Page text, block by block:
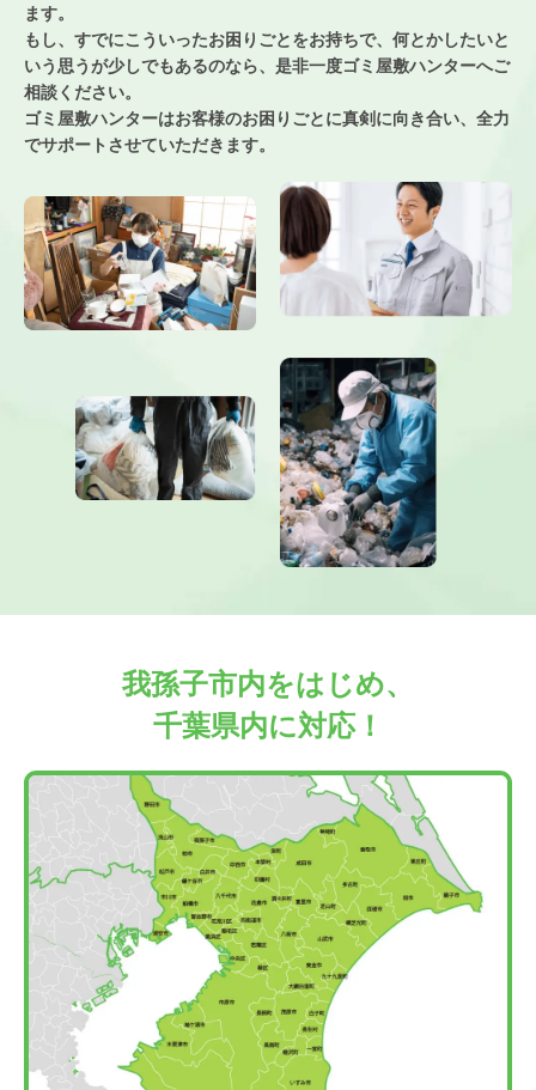
ます。
もし、すでにこういったお困りごとをお持ちで、 何とかしたいと
いう思うが少しでもあるのなら、 是非一度ゴミ屋敷ハンターへご
相談ください。
ゴミ屋敷ハンターはお客様のお困りごとに真剣に向き合い、 全力
でサポートさせていただきます。
我孫子市内をはじめ、
千葉県内に対応！